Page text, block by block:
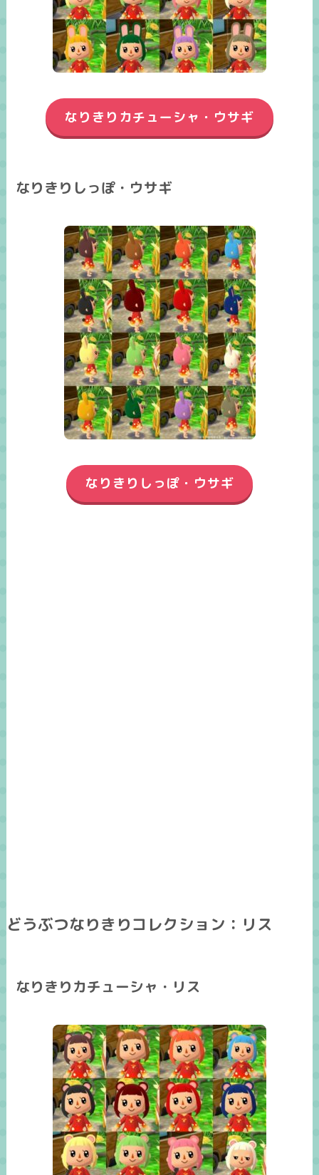
なりきりカチューシャ・ウサギ
なりきりしっぽ・ウサギ
なりきりしっぽ・ウサギ
どうぶつなりきりコレクション：リス
なりきりカチューシャ・リス